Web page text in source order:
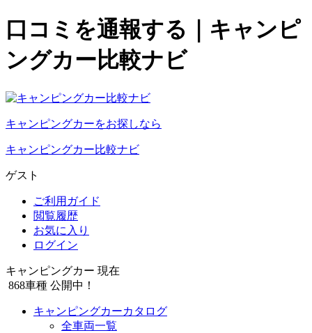
口コミを通報する｜キャンピ
ングカー比較ナビ
キャンピングカーをお探しなら
キャンピングカー比較ナビ
ゲスト
ご利用ガイド
閲覧履歴
お気に入り
ログイン
キャンピングカー 現在
868車種 公開中！
キャンピングカーカタログ
全車両一覧